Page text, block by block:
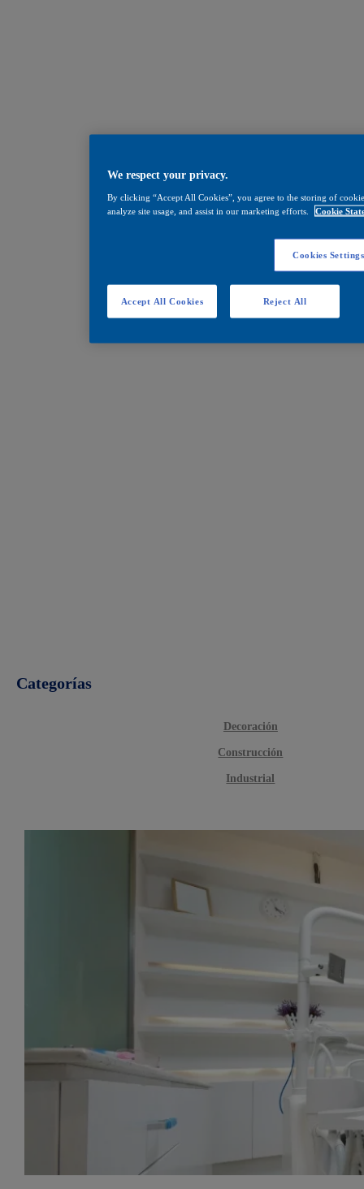
Categorías
Decoración
Construcción
Industrial
We respect your privacy.
By clicking “Accept All Cookies”, you agree to the storing of
analyze site usage, and assist in our marketing efforts.
Cookie
Cookies Settings
Reject All
Accept All Cookies